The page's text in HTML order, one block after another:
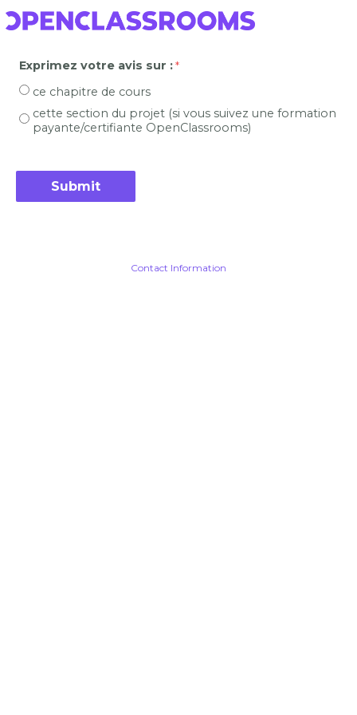
Exprimez votre avis sur :
ce chapitre de cours
cette section du projet (si vous suivez une formation
payante/certifiante OpenClassrooms)
Contact Information